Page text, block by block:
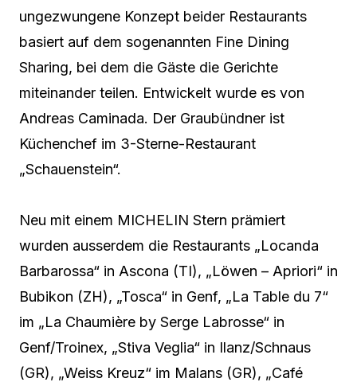
ungezwungene Konzept beider Restaurants
basiert auf dem sogenannten Fine Dining
Sharing, bei dem die Gäste die Gerichte
miteinander teilen. Entwickelt wurde es von
Andreas Caminada. Der Graubündner ist
Küchenchef im 3-Sterne-Restaurant
„Schauenstein“.
Neu mit einem MICHELIN Stern prämiert
wurden ausserdem die Restaurants „Locanda
Barbarossa“ in Ascona (TI), „Löwen – Apriori“ in
Bubikon (ZH), „Tosca“ in Genf, „La Table du 7“
im „La Chaumière by Serge Labrosse“ in
Genf/Troinex, „Stiva Veglia“ in Ilanz/Schnaus
(GR), „Weiss Kreuz“ im Malans (GR), „Café